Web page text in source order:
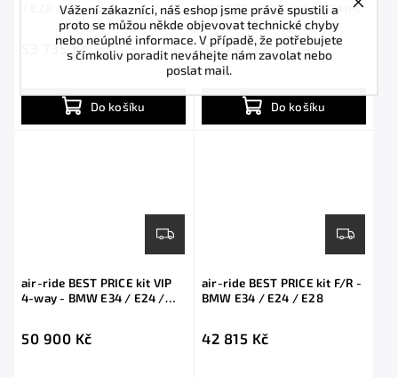
Vážení zákazníci, náš eshop jsme právě spustili a
proto se můžou někde objevovat technické chyby
nebo neúplné informace. V případě, že potřebujete
s čímkoliv poradit neváhejte nám zavolat nebo
poslat mail.
/ E28 with shocks
53 735 Kč
Do košíku
E24 E28 with Camber Plates
34 750 Kč
Do košíku
air-ride BEST PRICE kit VIP
4-way - BMW E34 / E24 /
50 900 Kč
air-ride BEST PRICE kit F/R -
BMW E34 / E24 / E28
42 815 Kč